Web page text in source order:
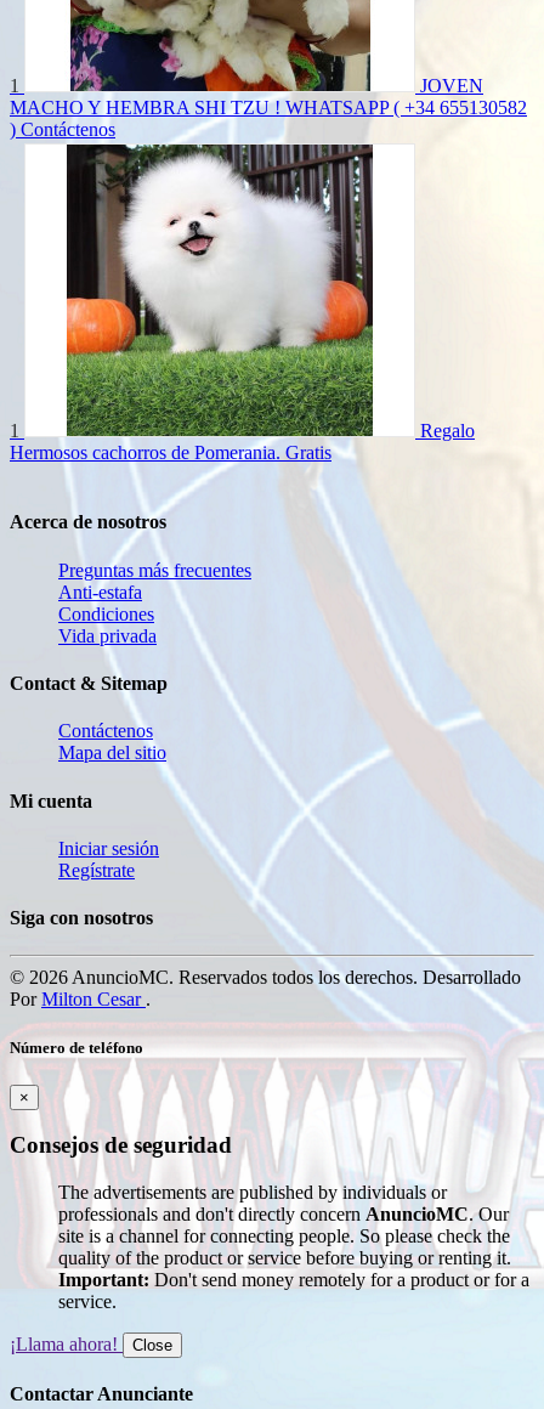
1
JOVEN
MACHO Y HEMBRA SHI TZU ! WHATSAPP ( +34 655130582
) Contáctenos
1
Regalo
Hermosos cachorros de Pomerania. Gratis
Acerca de nosotros
Preguntas más frecuentes
Anti-estafa
Condiciones
Vida privada
Contact & Sitemap
Contáctenos
Mapa del sitio
Mi cuenta
Iniciar sesión
Regístrate
Siga con nosotros
© 2026 AnuncioMC. Reservados todos los derechos. Desarrollado
PorMilton Cesar .
Número de teléfono
×
Consejos de seguridad
The advertisements are published by individuals or
professionals and don't directly concern AnuncioMC. Our
site is a channel for connecting people. So please check the
quality of the product or service before buying or renting it.
Important: Don't send money remotely for a product or for a
service.
¡Llama ahora! Close
Contactar Anunciante